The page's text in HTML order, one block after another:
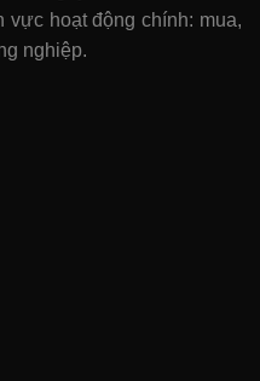
hoạt động chính: mua,
nghiệp.